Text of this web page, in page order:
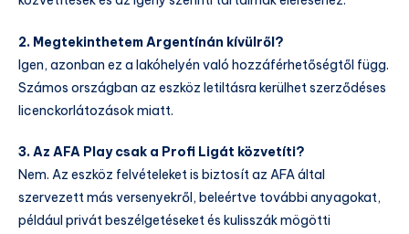
2. Megtekinthetem Argentínán kívülről?
Igen, azonban ez a lakóhelyén való hozzáférhetőségtől függ.
Számos országban az eszköz letiltásra kerülhet szerződéses
licenckorlátozások miatt.
3. Az AFA Play csak a Profi Ligát közvetíti?
Nem. Az eszköz felvételeket is biztosít az AFA által
szervezett más versenyekről, beleértve további anyagokat,
például privát beszélgetéseket és kulisszák mögötti